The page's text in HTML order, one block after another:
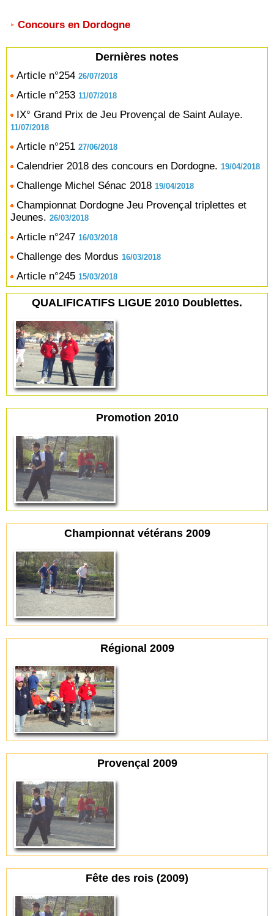
Concours en Dordogne
Dernières notes
Article n°254 26/07/2018
Article n°253 11/07/2018
IX° Grand Prix de Jeu Provençal de Saint Aulaye.
11/07/2018
Article n°251 27/06/2018
Calendrier 2018 des concours en Dordogne. 19/04/2018
Challenge Michel Sénac 2018 19/04/2018
Championnat Dordogne Jeu Provençal triplettes et
Jeunes. 26/03/2018
Article n°247 16/03/2018
Challenge des Mordus 16/03/2018
Article n°245 15/03/2018
QUALIFICATIFS LIGUE 2010 Doublettes.
Promotion 2010
Championnat vétérans 2009
Régional 2009
Provençal 2009
Fête des rois (2009)